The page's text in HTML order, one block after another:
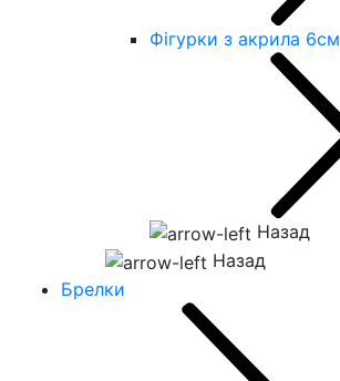
Фігурки з акрила 6см
Назад
Назад
Брелки